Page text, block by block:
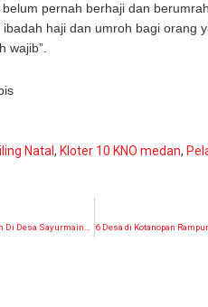
pernah berhaji dan
ibadah haji dan umroh bagi orang
wajib”.
Natal, Kloter 10 KNO medan,
Pengurus Koperasi Merah Putih Di Desa Sayurmaincat Terbentuk